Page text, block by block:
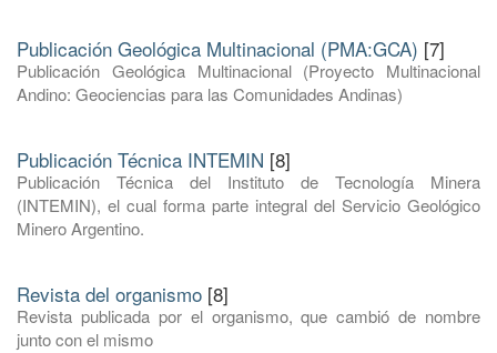
Publicación Geológica Multinacional (PMA:GCA) [7]
Publicación Geológica Multinacional (Proyecto Multinacional
Andino: Geociencias para las Comunidades Andinas)
Publicación Técnica INTEMIN [8]
Publicación Técnica del Instituto de Tecnología Minera
(INTEMIN), el cual forma parte integral del Servicio Geológico
Minero Argentino.
Revista del organismo [8]
Revista publicada por el organismo, que cambió de nombre
junto con el mismo